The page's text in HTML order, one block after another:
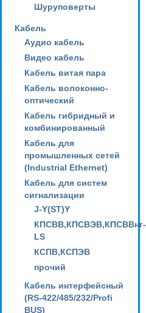
Шуруповерты
Кабель
Аудио кабель
Видео кабель
Кабель витая пара
Кабель волоконно-
оптический
Кабель гибридный и
комбинированный
Кабель для
промышленных сетей
(Industrial Ethernet)
Кабель для систем
сигнализации
J-Y(ST)Y
КПСВВ,КПСВЭВ,КПСВВнг-
LS
КСПВ,КСПЭВ
прочий
Кабель интерфейсный
(RS-422/485/232/Profi
BUS)